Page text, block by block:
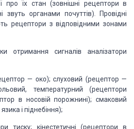
про їх стан (зовнішні рецептори в
звуть органами почуттів). Провідні
рецептори з відповідними зонами
отримання сигналів аналізатори
— око); слуховий (рецептор —
температурний (рецептори
в носовій порожнині); смаковий
і піднебіння);
тиску; кінестетичні (рецептори в